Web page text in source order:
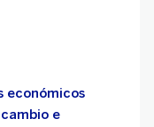
económicos
e